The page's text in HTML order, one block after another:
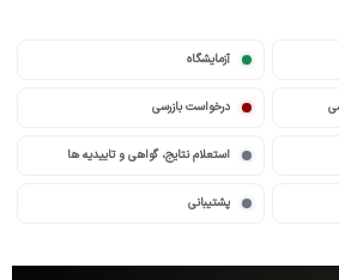
آزمایشگاه
درخواست بازرسی
استعلام نتایج، گواهی و تاییدیه ها
پشتیبانی